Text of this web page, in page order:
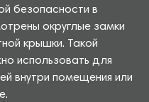
безопасности в
округлые замки
крышки. Такой
использовать для
внутри помещения или